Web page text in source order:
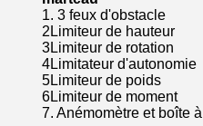
1. 3 feux d'obstacle
2Limiteur de hauteur
3Limiteur de rotation
4Limitateur d'autonomie
5Limiteur de poids
6Limiteur de moment
7. Anémomètre et boîte